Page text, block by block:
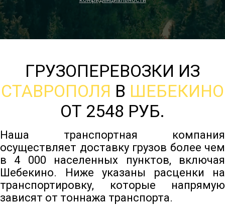
ГРУЗОПЕРЕВОЗКИ ИЗ
СТАВРОПОЛЯ В ШЕБЕКИНО
ОТ 2548 РУБ.
Наша транспортная компания
осуществляет доставку грузов более чем
в 4 000 населенных пунктов, включая
Шебекино. Ниже указаны расценки на
транспортировку, которые напрямую
зависят от тоннажа транспорта.